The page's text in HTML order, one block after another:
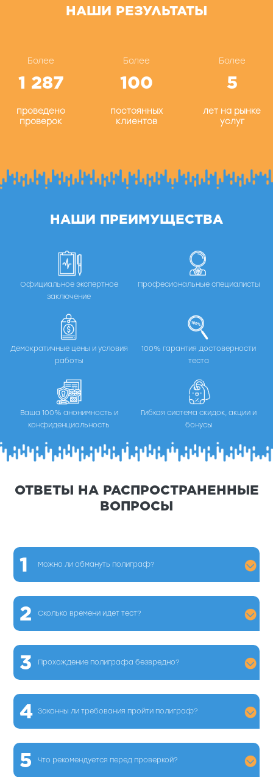
НАШИ РЕЗУЛЬТАТЫ
Более
1 287
проведено
проверок
Более
100
постоянных
клиентов
Более
5
лет на рынке
услуг
НАШИ ПРЕИМУЩЕСТВА
Официальное экспертное
заключение
Професиональные специалисты
Демократичные цены и условия
работы
100% гарантия достоверности
теста
Ваша 100% анонимность и
конфиденциальность
Гибкая система скидок, акции и
бонусы
ОТВЕТЫ НА РАСПРОСТРАНЕННЫЕ
ВОПРОСЫ
1 Можно ли обмануть полиграф?
2 Сколько времени идет тест?
3 Прохождение полиграфа безвредно?
4 Законны ли требования пройти полиграф?
5 Что рекомендуется перед проверкой?